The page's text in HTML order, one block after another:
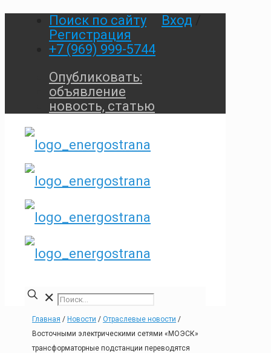
Поиск по сайту Вход
Регистрация
+7 (969) 999-5744
Опубликовать:
объявление
новость, статью
✕
Главная / Новости / Отраслевые новости /
Восточными электрическими сетями «МОЭСК»
трансформаторные подстанции переводятся